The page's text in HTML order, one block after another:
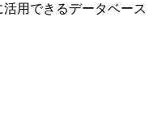
用できるデータベース